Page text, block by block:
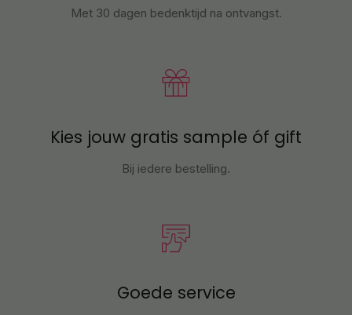
Met 30 dagen bedenktijd na ontvangst.
Kies jouw gratis sample óf gift
Bij iedere bestelling.
Goede service